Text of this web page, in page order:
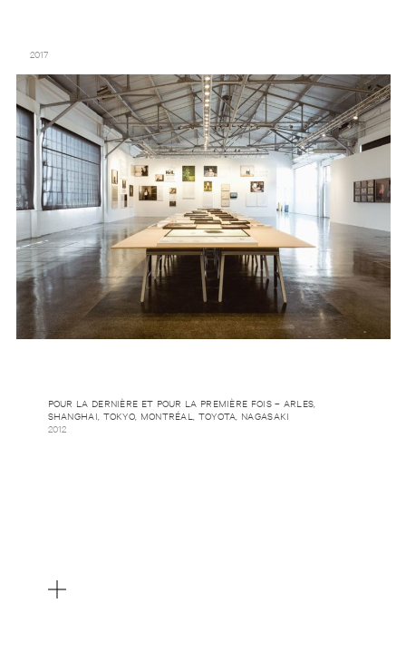
2017
POUR LA DERNIÈRE ET POUR LA PREMIÈRE FOIS – ARLES,
SHANGHAI, TOKYO, MONTRÉAL, TOYOTA, NAGASAKI
2012